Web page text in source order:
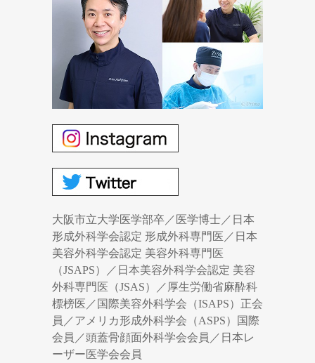
大阪市立大学医学部卒／医学博士／日本
形成外科学会認定 形成外科専門医／日本
美容外科学会認定 美容外科専門医
（JSAPS）／日本美容外科学会認定 美容
外科専門医（JSAS）／厚生労働省麻酔科
標榜医／国際美容外科学会（ISAPS）正会
員／アメリカ形成外科学会（ASPS）国際
会員／頭蓋骨顔面外科学会会員／日本レ
ーザー医学会会員